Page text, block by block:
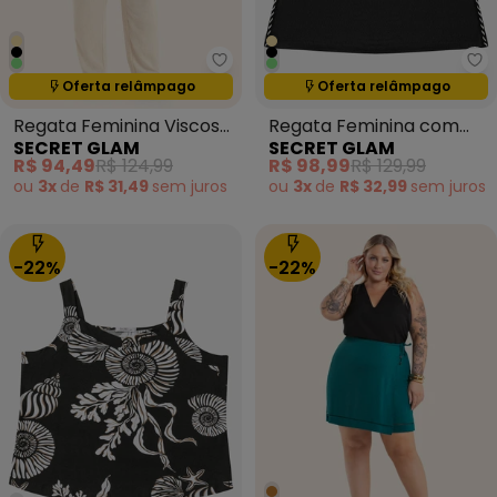
Secret Glam - Regata
Oferta relâmpago
Termina em:00:00:00
Regata Feminina Viscose
Creponada Verde
SECRET GLAM
R$ 94,49R$ 124,99
ou 3x de R$ 31,49 sem juros
Oferta relâmpago
Termina em:00:00:00
Regata Feminina com
Retilinea Preto
SECRET GLAM
R$ 98,99R$ 129,99
ou 3x de R$ 32,99 sem juros
-22% -22%